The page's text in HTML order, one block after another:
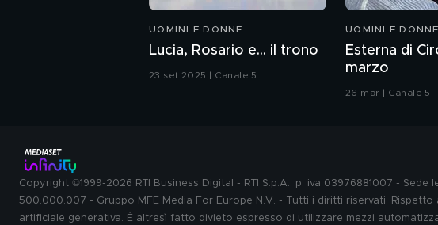
UOMINI E DONNE
Lucia, Rosario e... il trono
23 set 2025 | Canale 5
UOMINI E DONNE
Esterna di
marzo
26 mar | Canale 5
Copyright ©1999-2026 RTI Business Digital - RTI S.p.A.: p. iva 03976881007 -
500.000.007 - Gruppo MFE Media For Europe N.V. - Tutti i diritti riservati.
artificiale generativa. È altresì fatto divieto espresso di utilizzare mezzi